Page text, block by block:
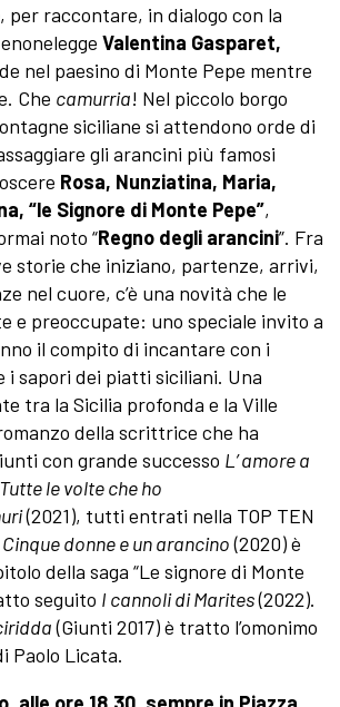
, per raccontare, in dialogo con la
Valentina Gasparet,
nel paesino di Monte Pepe mentre
Che camurria! Nel piccolo borgo
siciliane si attendono orde di
gli arancini più famosi
Rosa, Nunziatina, Maria,
“le Signore di Monte Pepe”,
noto “Regno degli arancini”. Fra
storie che iniziano, partenze, arrivi,
nel cuore, c’è una novità che le
e preoccupate: uno speciale invito a
il compito di incantare con i
i sapori dei piatti siciliani. Una
tra la Sicilia profonda e la Ville
della scrittrice che ha
con grande successo L’ amore a
Tutte le volte che ho
(2021), tutti entrati nella TOP TEN
Cinque donne e un arancino(2020) è
della saga “Le signore di Monte
seguito I cannoli di Marites(2022).
(Giunti 2017) è tratto l’omonimo
Paolo Licata.
alle ore 18.30, sempre in Piazza